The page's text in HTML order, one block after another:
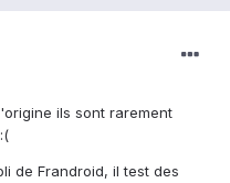
ils sont rarement
de Frandroid, il test des